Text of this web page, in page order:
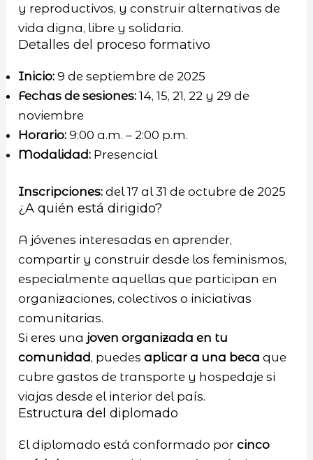
y reproductivos, y construir alternativas de
vida digna, libre y solidaria.
Detalles del proceso formativo
Inicio: 9 de septiembre de 2025
Fechas de sesiones: 14, 15, 21, 22 y 29 de
noviembre
Horario: 9:00 a.m. – 2:00 p.m.
Modalidad: Presencial
Inscripciones: del 17 al 31 de octubre de 2025
¿A quién está dirigido?
A jóvenes interesadas en aprender,
compartir y construir desde los feminismos,
especialmente aquellas que participan en
organizaciones, colectivos o iniciativas
comunitarias.
Si eres una joven organizada en tu
comunidad, puedesaplicar a una beca que
cubre gastos de transporte y hospedaje si
viajas desde el interior del país.
Estructura del diplomado
El diplomado está conformado porcinco